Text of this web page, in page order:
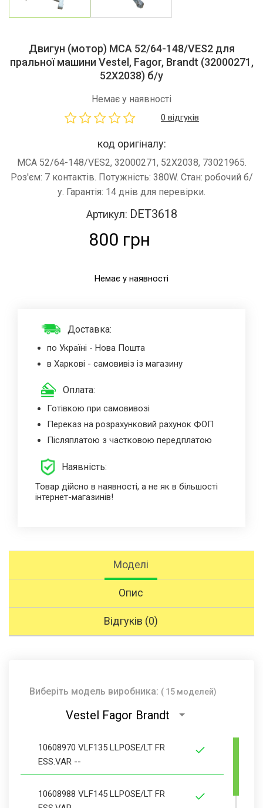
Двигун (мотор) MCA 52/64-148/VES2 для
пральної машини Vestel, Fagor, Brandt (32000271,
52X2038) б/у
Немає у наявності
0 відгуків
код оригіналу:
MCA 52/64-148/VES2, 32000271, 52X2038, 73021965.
Роз'єм: 7 контактів. Потужність: 380W. Стан: робочий б/
у. Гарантія: 14 днів для перевірки.
Артикул: DET3618
800 грн
Немає у наявності
Доставка:
по Україні - Нова Пошта
в Харкові - самовивіз із магазину
Оплата:
Готівкою при самовивозі
Переказ на розрахунковий рахунок ФОП
Післяплатою з частковою передплатою
Наявність:
Товар дійсно в наявності, а не як в більшості
інтернет-магазинів!
Моделі
Опис
Відгуків (0)
Виберіть модель виробника: ( 15 моделей)
Vestel Fagor Brandt
10608970 VLF135 LLPOSE/LT FR
ESS.VAR --
10608988 VLF145 LLPOSE/LT FR